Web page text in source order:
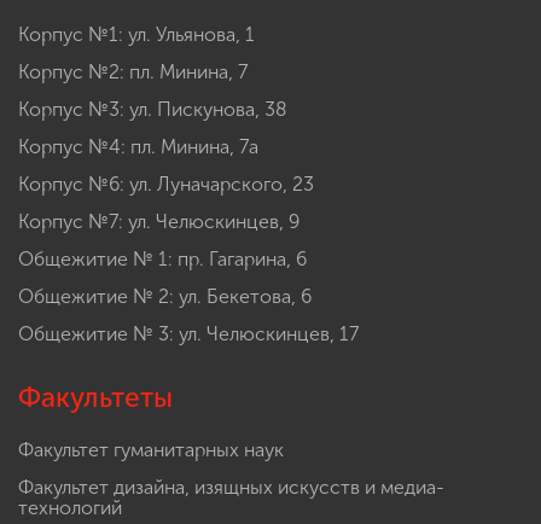
Корпус №1: ул. Ульянова, 1
Корпус №2: пл. Минина, 7
Корпус №3: ул. Пискунова, 38
Корпус №4: пл. Минина, 7а
Корпус №6: ул. Луначарского, 23
Корпус №7: ул. Челюскинцев, 9
Общежитие № 1: пр. Гагарина, 6
Общежитие № 2: ул. Бекетова, 6
Общежитие № 3: ул. Челюскинцев, 17
Факультеты
Факультет гуманитарных наук
Факультет дизайна, изящных искусств и медиа-
технологий